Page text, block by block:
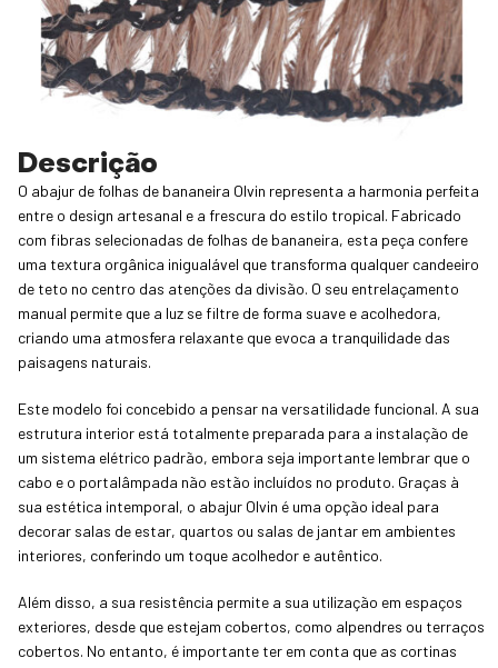
Descrição
O abajur de folhas de bananeira Olvin representa a harmonia perfeita
entre o design artesanal e a frescura do estilo tropical. Fabricado
com fibras selecionadas de folhas de bananeira, esta peça confere
uma textura orgânica inigualável que transforma qualquer candeeiro
de teto no centro das atenções da divisão. O seu entrelaçamento
manual permite que a luz se filtre de forma suave e acolhedora,
criando uma atmosfera relaxante que evoca a tranquilidade das
paisagens naturais.
Este modelo foi concebido a pensar na versatilidade funcional. A sua
estrutura interior está totalmente preparada para a instalação de
um sistema elétrico padrão, embora seja importante lembrar que o
cabo e o portalâmpada não estão incluídos no produto. Graças à
sua estética intemporal, o abajur Olvin é uma opção ideal para
decorar salas de estar, quartos ou salas de jantar em ambientes
interiores, conferindo um toque acolhedor e autêntico.
Além disso, a sua resistência permite a sua utilização em espaços
exteriores, desde que estejam cobertos, como alpendres ou terraços
cobertos. No entanto, é importante ter em conta que as cortinas